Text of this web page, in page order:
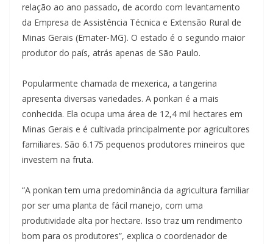
relação ao ano passado, de acordo com levantamento
da Empresa de Assistência Técnica e Extensão Rural de
Minas Gerais (Emater-MG). O estado é o segundo maior
produtor do país, atrás apenas de São Paulo.
Popularmente chamada de mexerica, a tangerina
apresenta diversas variedades. A ponkan é a mais
conhecida. Ela ocupa uma área de 12,4 mil hectares em
Minas Gerais e é cultivada principalmente por agricultores
familiares. São 6.175 pequenos produtores mineiros que
investem na fruta.
“A ponkan tem uma predominância da agricultura familiar
por ser uma planta de fácil manejo, com uma
produtividade alta por hectare. Isso traz um rendimento
bom para os produtores”, explica o coordenador de